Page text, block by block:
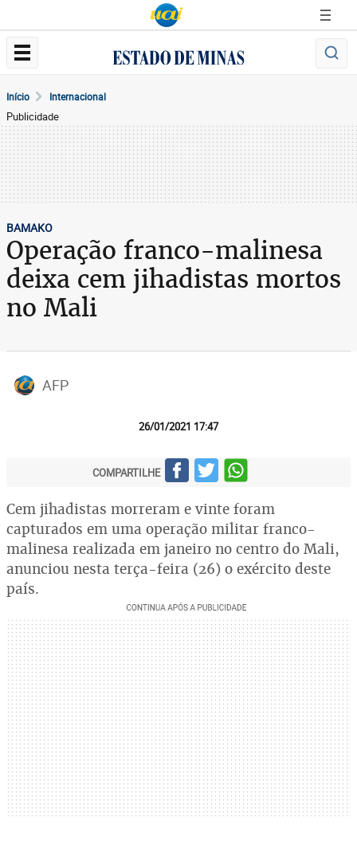
Início Internacional
Publicidade
BAMAKO
Operação franco-malinesa
deixa cem jihadistas mortos
no Mali
AFP
26/01/2021 17:47
COMPARTILHE
Cem jihadistas morreram e vinte foram
capturados em uma operação militar franco-
malinesa realizada em janeiro no centro do Mali,
anunciou nesta terça-feira (26) o exército deste
país.